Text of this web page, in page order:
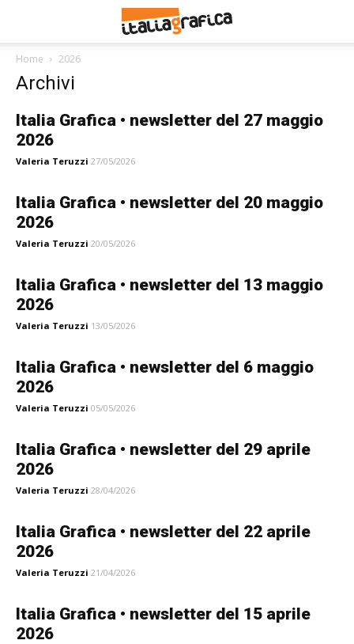
Home 2026
Archivi
Italia Grafica • newsletter del 27 maggio
2026
Valeria Teruzzi 27/05/2026
Italia Grafica • newsletter del 20 maggio
2026
Valeria Teruzzi 20/05/2026
Italia Grafica • newsletter del 13 maggio
2026
Valeria Teruzzi 13/05/2026
Italia Grafica • newsletter del 6 maggio
2026
Valeria Teruzzi 05/05/2026
Italia Grafica • newsletter del 29 aprile
2026
Valeria Teruzzi 28/04/2026
Italia Grafica • newsletter del 22 aprile
2026
Valeria Teruzzi 21/04/2026
Italia Grafica • newsletter del 15 aprile
2026